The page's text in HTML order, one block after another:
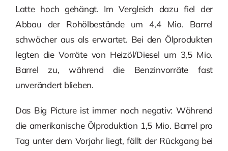
Latte hoch gehängt. Im Vergleich dazu fiel der
Abbau der Rohölbestände um 4,4 Mio. Barrel
schwächer aus als erwartet. Bei den Ölprodukten
legten die Vorräte von Heizöl/Diesel um 3,5 Mio.
Barrel zu, während die Benzinvorräte fast
unverändert blieben.
Das Big Picture ist immer noch negativ: Während
die amerikanische Ölproduktion 1,5 Mio. Barrel pro
Tag unter dem Vorjahr liegt, fällt der Rückgang bei